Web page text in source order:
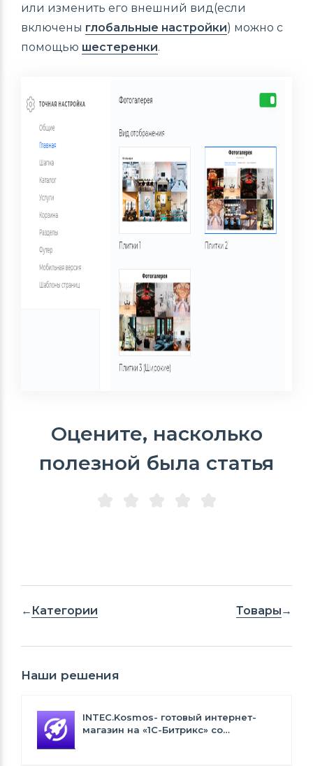
или изменить его внешний вид(если
включены глобальные настройки) можно с
помощью шестеренки.
Оцените, насколько
полезной была статья
Категории Товары
Наши решения
INTEC.Kosmos- готовый интернет-
магазин на «1С-Битрикс» со